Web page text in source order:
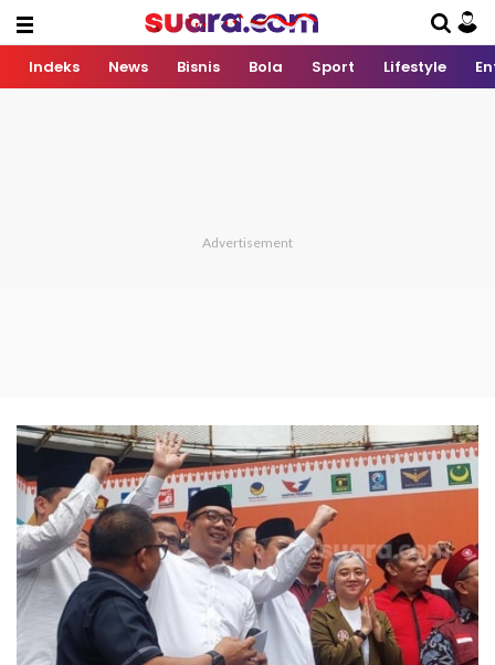
Indeks News Bisnis Bola Sport Lifestyle